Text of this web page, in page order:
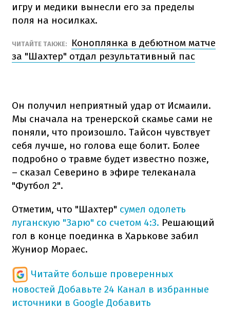
игру и медики вынесли его за пределы
поля на носилках.
ЧИТАЙТЕ ТАКЖЕ:
Коноплянка в дебютном матче
за "Шахтер" отдал результативный пас
Он получил неприятный удар от Исмаили.
Мы сначала на тренерской скамье сами не
поняли, что произошло. Тайсон чувствует
себя лучше, но голова еще болит. Более
подробно о травме будет известно позже,
– сказал Северино в эфире телеканала
"Футбол 2".
Отметим, что "Шахтер" сумел одолеть
луганскую "Зарю" со счетом 4:3. Решающий
гол в конце поединка в Харькове забил
Жуниор Мораес.
Читайте больше проверенных
новостей Добавьте 24 Канал в избранные
источники в Google Добавить